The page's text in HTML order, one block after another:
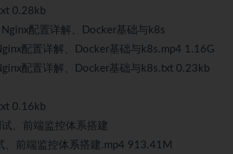
0.28kb
配置详解、Docker基础与k8s
配置详解、Docker基础与k8s.mp4 1.16G
配置详解、Docker基础与k8s.txt 0.23kb
0.16kb
、前端监控体系搭建
前端监控体系搭建.mp4 913.41M